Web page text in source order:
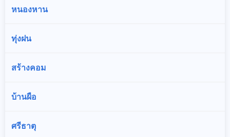
หนองหาน
ทุ่งฝน
สร้างคอม
บ้านผือ
ศรีธาตุ